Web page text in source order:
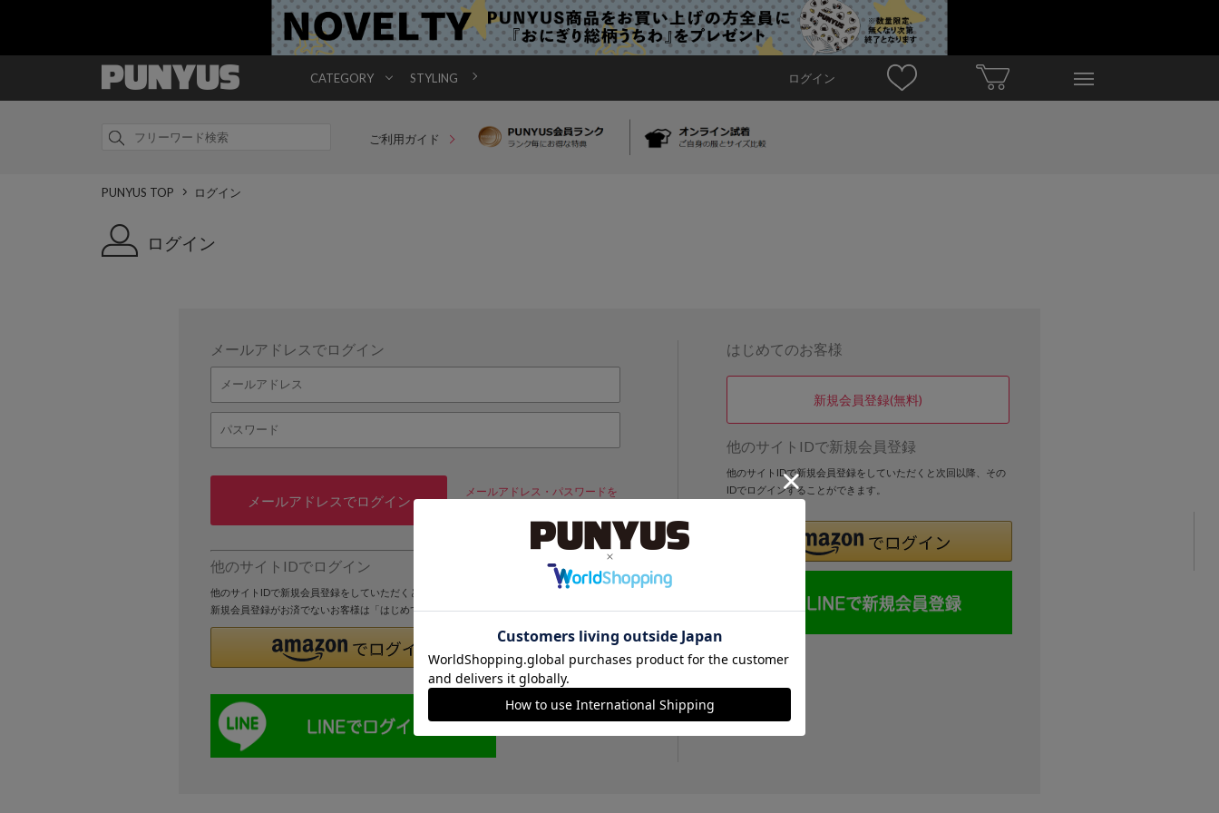
CATEGORY STYLING ログイン
ご利用ガイド
PUNYUS TOP ログイン
ログイン
メールアドレスでログイン
メールアドレスでログイン
メールアドレス・パスワードを
他のサイトIDでログイン
他のサイトIDで新規会員登録をしていただくと次回以降、そのIDでログインすることができます。
新規会員登録がお済でないお客様は「はじめてのお客様」より登録をおこなってください。
はじめてのお客様
新規会員登録(無料)
他のサイトIDで新規会員登録
他のサイトIDで新規会員登録をしていただくと次回以降、その
IDでログインすることができます。